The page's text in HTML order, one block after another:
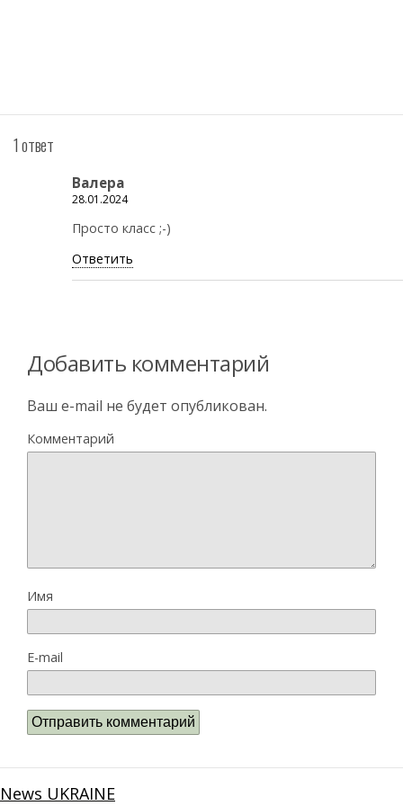
1 ответ
Валера
28.01.2024
Просто класс ;-)
Ответить
Добавить комментарий
Ваш e-mail не будет опубликован.
Комментарий
Имя
E-mail
News UKRAINE